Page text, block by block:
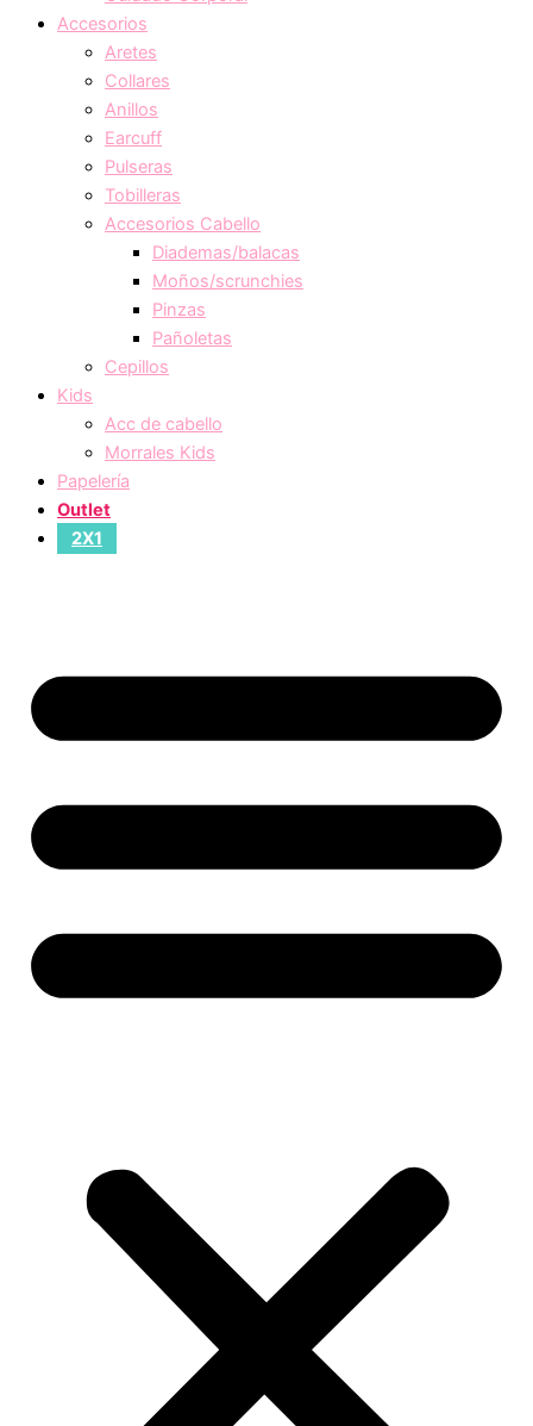
Accesorios
Aretes
Collares
Anillos
Earcuff
Pulseras
Tobilleras
Accesorios Cabello
Diademas/balacas
Moños/scrunchies
Pinzas
Pañoletas
Cepillos
Kids
Acc de cabello
Morrales Kids
Papelería
Outlet
2X1